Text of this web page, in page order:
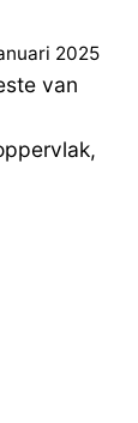
2025
van